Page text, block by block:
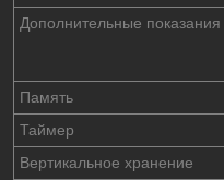
Дополнительные показания
Память
Таймер
Вертикальное хранение